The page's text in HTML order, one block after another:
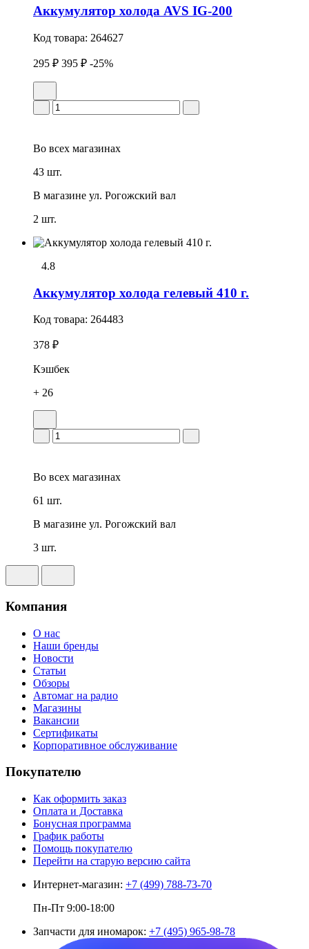
Аккумулятор холода AVS IG-200
Код товара: 264627
295 ₽ 395 ₽ -25%
Во всех магазинах
43 шт.
В магазине ул. Рогожский вал
2 шт.
4.8
Аккумулятор холода гелевый 410 г.
Код товара: 264483
378 ₽
Кэшбек
+ 26
Во всех магазинах
61 шт.
В магазине ул. Рогожский вал
3 шт.
Компания
О нас
Наши бренды
Новости
Статьи
Обзоры
Автомаг на радио
Магазины
Вакансии
Сертификаты
Корпоративное обслуживание
Покупателю
Как оформить заказ
Оплата и Доставка
Бонусная программа
График работы
Помощь покупателю
Перейти на старую версию сайта
Интернет-магазин: +7 (499) 788-73-70
Пн-Пт 9:00-18:00
Запчасти для иномарок: +7 (495) 965-98-78